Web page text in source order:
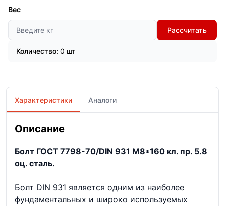
Вес
Рассчитать
Количество: 0 шт
Характеристики Аналоги
Описание
Болт ГОСТ 7798-70/DIN 931 М8*160 кл. пр. 5.8
оц. сталь.
Болт DIN 931 является одним из наиболее
фундаментальных и широко используемых